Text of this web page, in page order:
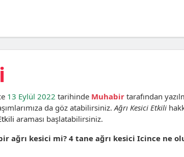
13 Eylül 2022 tarihinde Muhabir tarafından
da göz atabilirsiniz.Ağrı Kesici Etkili
araması başlatabilirsiniz.
ağrı kesici mi? 4 tane ağrı kesici Icince ne